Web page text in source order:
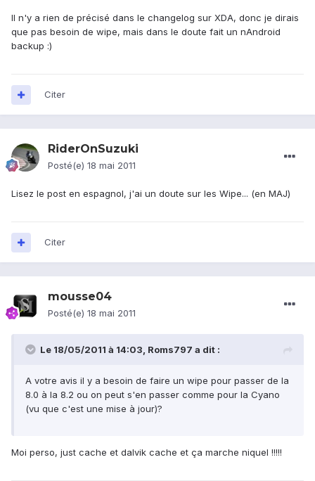
Il n'y a rien de précisé dans le changelog sur XDA, donc je dirais
que pas besoin de wipe, mais dans le doute fait un nAndroid
backup :)
Citer
RiderOnSuzuki
Posté(e) 18 mai 2011
Lisez le post en espagnol, j'ai un doute sur les Wipe... (en MAJ)
Citer
mousse04
Posté(e) 18 mai 2011
Le 18/05/2011 à 14:03, Roms797 a dit :
A votre avis il y a besoin de faire un wipe pour passer de la
8.0 à la 8.2 ou on peut s'en passer comme pour la Cyano
(vu que c'est une mise à jour)?
Moi perso, just cache et dalvik cache et ça marche niquel !!!!!